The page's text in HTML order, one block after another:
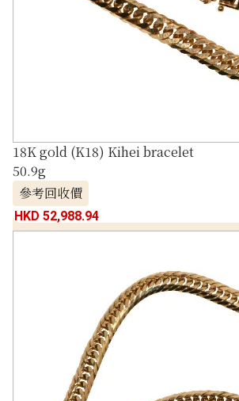
18K gold (K18) Kihei bracelet
50.9g
參考回收價
HKD 52,988.94